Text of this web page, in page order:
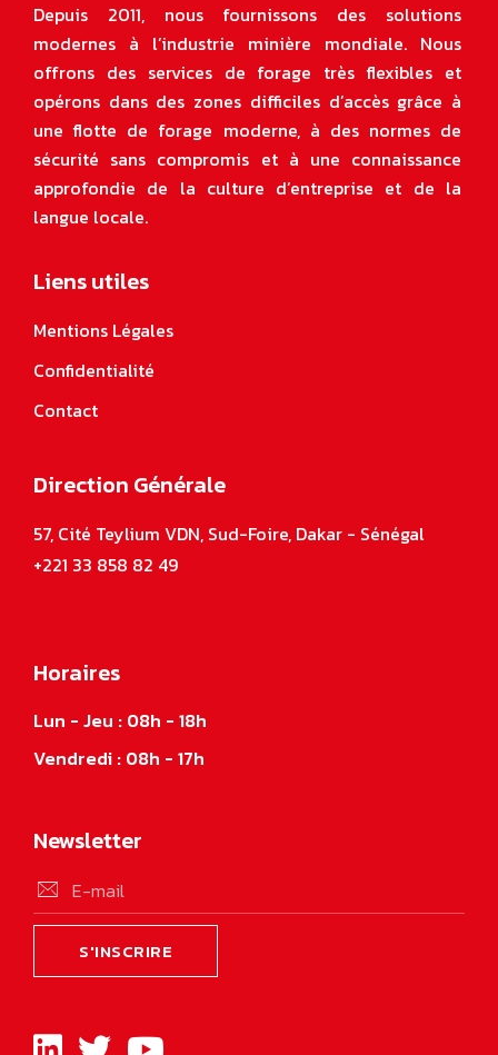
Depuis 2011, nous fournissons des solutions
modernes à l’industrie minière mondiale. Nous
offrons des services de forage très flexibles et
opérons dans des zones difficiles d’accès grâce à
une flotte de forage moderne, à des normes de
sécurité sans compromis et à une connaissance
approfondie de la culture d’entreprise et de la
langue locale.
Liens utiles
Mentions Légales
Confidentialité
Contact
Direction Générale
57, Cité Teylium VDN, Sud-Foire, Dakar - Sénégal
+221 33 858 82 49
Horaires
Lun - Jeu : 08h - 18h
Vendredi : 08h - 17h
Newsletter